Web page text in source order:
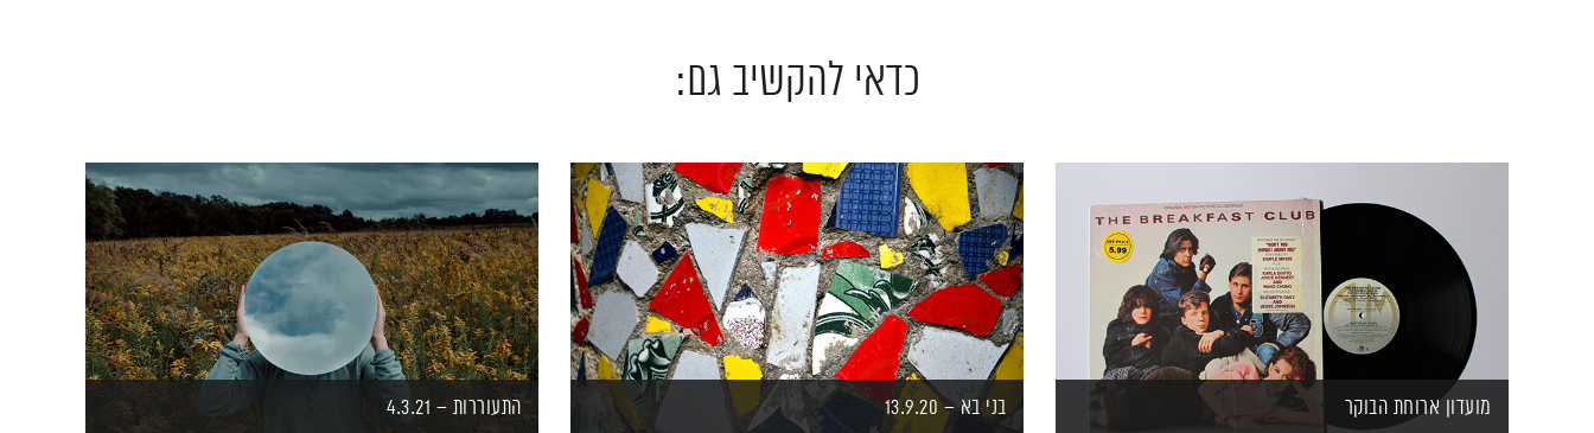
כדאי להקשיב גם:
מועדון ארוחת הבוקר בני בא – 13.9.20 התעוררות – 4.3.21